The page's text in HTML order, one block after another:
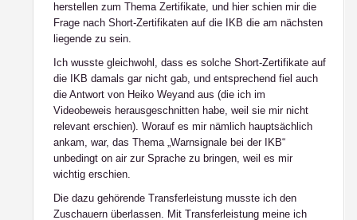
herstellen zum Thema Zertifikate, und hier schien mir die
Frage nach Short-Zertifikaten auf die IKB die am nächsten
liegende zu sein.
Ich wusste gleichwohl, dass es solche Short-Zertifikate auf
die IKB damals gar nicht gab, und entsprechend fiel auch
die Antwort von Heiko Weyand aus (die ich im
Videobeweis herausgeschnitten habe, weil sie mir nicht
relevant erschien). Worauf es mir nämlich hauptsächlich
ankam, war, das Thema „Warnsignale bei der IKB“
unbedingt on air zur Sprache zu bringen, weil es mir
wichtig erschien.
Die dazu gehörende Transferleistung musste ich den
Zuschauern überlassen. Mit Transferleistung meine ich